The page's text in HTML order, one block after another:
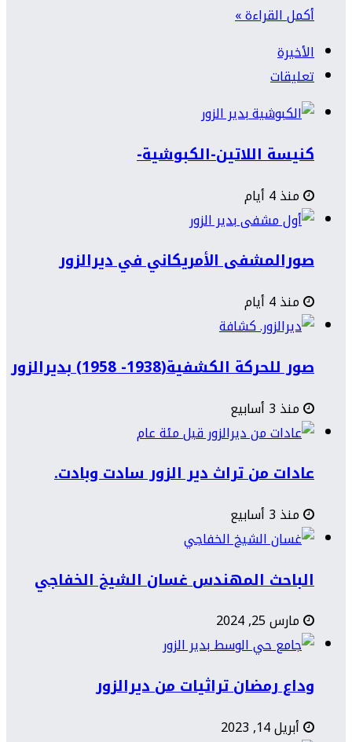
أكمل القراءة »
الأخيرة
تعليقات
كنيسة اللاتين-الكبوشية-
منذ 4 أيام
صورالمشفى الأمريكاني في ديرالزور
منذ 4 أيام
صور للحركة الكشفية(1938- 1958) بديرالزور
منذ 3 أسابيع
عادات من تراث دير الزور سادت وبادت.
منذ 3 أسابيع
الباحث المهندس غسان الشيخ الخفاجي
مارس 25, 2024
وداع رمضان تراثيات من ديرالزور
أبريل 14, 2023